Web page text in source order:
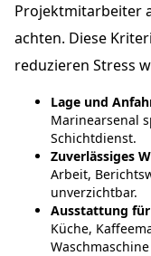
Projektmitarbeiter
achten. Diese
reduzieren Stress
Lage und
Marinearsenal
Schichtdienst.
Zuverlässiges
Arbeit,
unverzichtbar.
Ausstattung
Küche,